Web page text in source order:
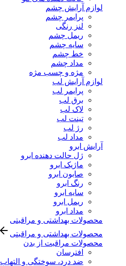
لوازم آرایش چشم
پرایمر چشم
لنز رنگی
ریمل چشم
سایه چشم
خط چشم
مداد چشم
مژه و چسب مژه
لوازم آرایش لب
پرایمر لب
برق لب
لاک لب
تینت لب
رژ لب
مداد لب
آرایش ابرو
ژل حالت دهنده ابرو
ماژیک ابرو
صابون ابرو
رنگ ابرو
سایه ابرو
ریمل ابرو
مداد ابرو
محصولات بهداشتی و مراقبتی
محصولات بهداشتی و مراقبتی
محصولات مراقبت از بدن
افترسان
ضد درد، سوختگی و التهاب